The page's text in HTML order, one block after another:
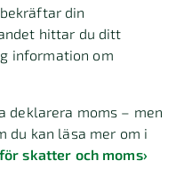
din
hittar du ditt
information om
deklarera moms – men
du kan läsa mer om i
skatter och moms›